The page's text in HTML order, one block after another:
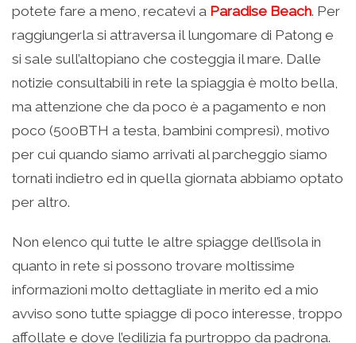
potete fare a meno, recatevi a Paradise Beach. Per
raggiungerla si attraversa il lungomare di Patong e
si sale sull’altopiano che costeggia il mare. Dalle
notizie consultabili in rete la spiaggia è molto bella,
ma attenzione che da poco è a pagamento e non
poco (500BTH a testa, bambini compresi), motivo
per cui quando siamo arrivati al parcheggio siamo
tornati indietro ed in quella giornata abbiamo optato
per altro.
Non elenco qui tutte le altre spiagge dell’isola in
quanto in rete si possono trovare moltissime
informazioni molto dettagliate in merito ed a mio
avviso sono tutte spiagge di poco interesse, troppo
affollate e dove l’edilizia fa purtroppo da padrona.